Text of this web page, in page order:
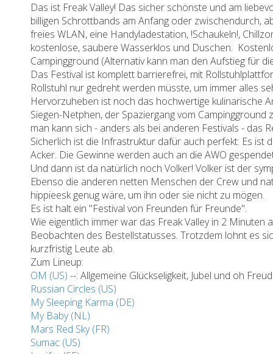
Das ist Freak Valley! Das sicher schönste und am
billigen Schrottbands am Anfang oder zwischendurch,
freies WLAN, eine Handyladestation, !Schaukeln!,
kostenlose, saubere Wasserklos und Duschen.
Campingground (Alternativ kann man den Aufstieg für
Das Festival ist komplett barrierefrei, mit
Rollstuhl nur gedreht werden müsste, um immer alles
Hervorzuheben ist noch das hochwertige kulinarische
Siegen-Netphen, der Spaziergang vom
man kann sich - anders als bei anderen Festivals - das
Sicherlich ist die Infrastruktur dafür auch perfekt: Es
Acker. Die Gewinne werden auch an die AWO
Und dann ist da natürlich noch Volker! Volker ist der
Ebenso die anderen netten Menschen der Crew und
hippieesk genug wäre, um ihn oder sie nicht zu mögen.
Es ist halt ein "Festival von Freunden für Freunde".
Wie eigentlich immer war das Freak Valley in 2
Beobachten des Bestellstatusses. Trotzdem lohnt es
kurzfristig Leute ab.
Zum Lineup:
OM (US) --: Allgemeine Glückseligkeit, Jubel und oh
Russian Circles (US)
My Sleeping Karma (DE)
My Baby (NL)
Mars Red Sky (FR)
Sumac (US)